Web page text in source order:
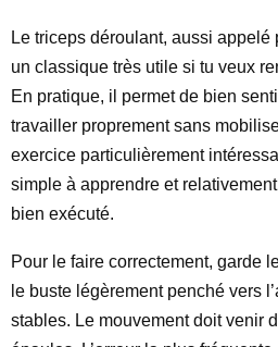
Le triceps déroulant, aussi
un classique très utile si tu veux
En pratique, il permet de bien
travailler proprement sans
exercice particulièrement
simple à apprendre et
bien exécuté.
Pour le faire correctement, garde
le buste légèrement penché vers
stables. Le mouvement doit venir